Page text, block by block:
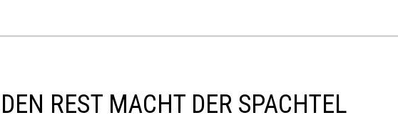
DEN REST MACHT DER SPACHTEL